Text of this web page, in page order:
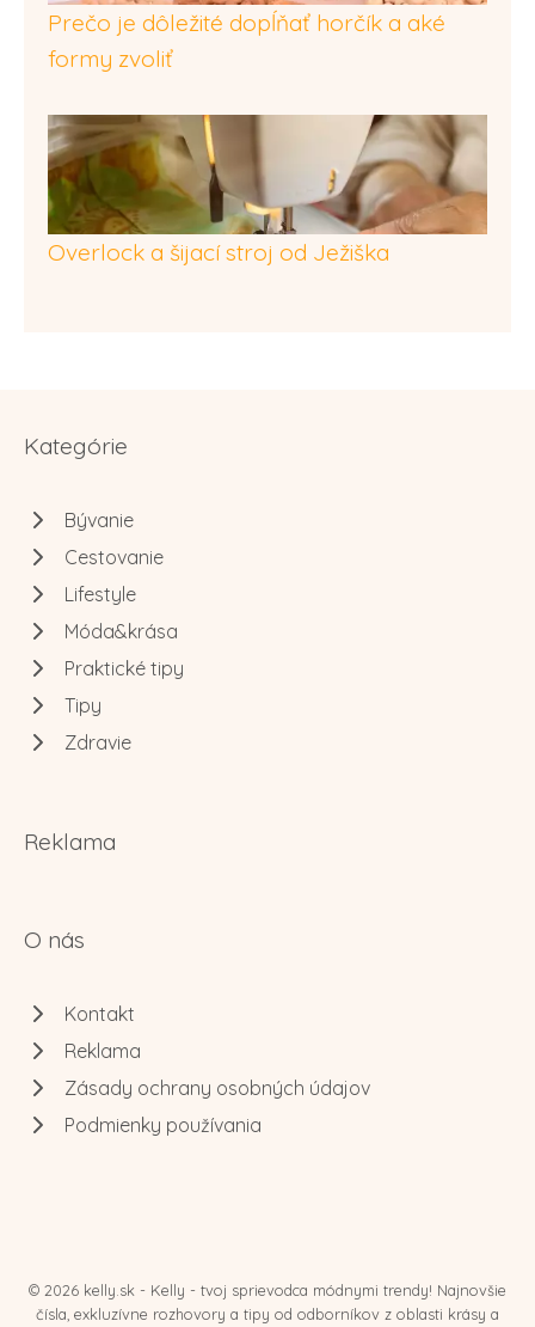
Prečo je dôležité dopĺňať horčík a aké
formy zvoliť
Overlock a šijací stroj od Ježiška
Kategórie
Bývanie
Cestovanie
Lifestyle
Móda&krása
Praktické tipy
Tipy
Zdravie
Reklama
O nás
Kontakt
Reklama
Zásady ochrany osobných údajov
Podmienky používania
© 2026 kelly.sk - Kelly - tvoj sprievodca módnymi trendy! Najnovšie
čísla, exkluzívne rozhovory a tipy od odborníkov z oblasti krásy a